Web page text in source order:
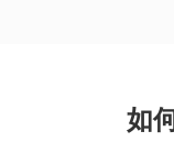
如